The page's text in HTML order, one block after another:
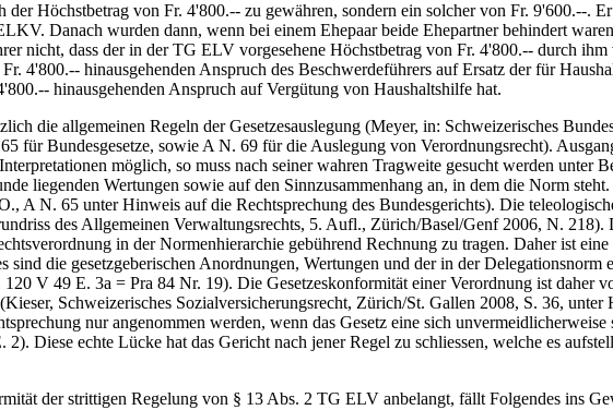
Höchstbetrag von Fr. 4'800.-- zu gewähren, sondern ein solcher von Fr. 9'600.--.
Danach wurden dann, wenn bei einem Ehepaar beide Ehepartner behindert
nicht, dass der in der TG ELV vorgesehene Höchstbetrag von Fr. 4'800.-- durch
4'800.-- hinausgehenden Anspruch des Beschwerdeführers auf Ersatz der für
hinausgehenden Anspruch auf Vergütung von Haushaltshilfe hat.
die allgemeinen Regeln der Gesetzesauslegung (Meyer, in: Schweizerisches
Bundesgesetze, sowie A N. 69 für die Auslegung von Verordnungsrecht).
möglich, so muss nach seiner wahren Tragweite gesucht werden unter
liegenden Wertungen sowie auf den Sinnzusammenhang an, in dem die Norm
A N. 65 unter Hinweis auf die Rechtsprechung des Bundesgerichts). Die
des Allgemeinen Verwaltungsrechts, 5. Aufl., Zürich/Basel/Genf 2006, N.
in der Normenhierarchie gebührend Rechnung zu tragen. Daher ist
sind die gesetzgeberischen Anordnungen, Wertungen und der in der
V 49 E. 3a = Pra 84 Nr. 19). Die Gesetzeskonformität einer Verordnung ist daher
Schweizerisches Sozialversicherungsrecht, Zürich/St. Gallen 2008, S. 36,
nur angenommen werden, wenn das Gesetz eine sich
Diese echte Lücke hat das Gericht nach jener Regel zu schliessen, welche es
der strittigen Regelung von § 13 Abs. 2 TG ELV anbelangt, fällt Folgendes ins